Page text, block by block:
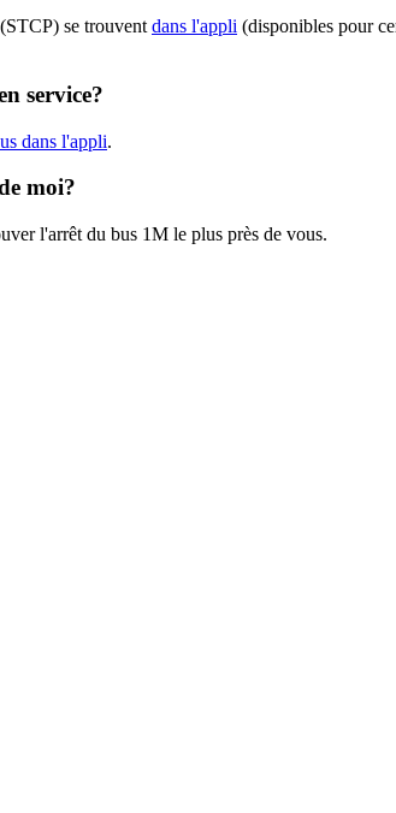
se trouvent dans l'appli (disponibles pour
service?
dans l'appli.
moi?
l'arrêt du bus 1M le plus près de vous.